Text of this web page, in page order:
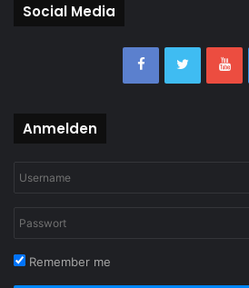
Social Media
Anmelden
Remember me